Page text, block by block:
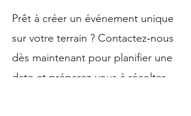
Prêt à créer un événement unique
sur votre terrain ? Contactez‑nous
dès maintenant pour planifier une
date et préparez-vous à récolter